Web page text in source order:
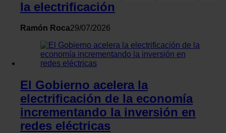
la electrificación
Ramón Roca29/07/2026
El Gobierno acelera la
electrificación de la economía
incrementando la inversión en
redes eléctricas